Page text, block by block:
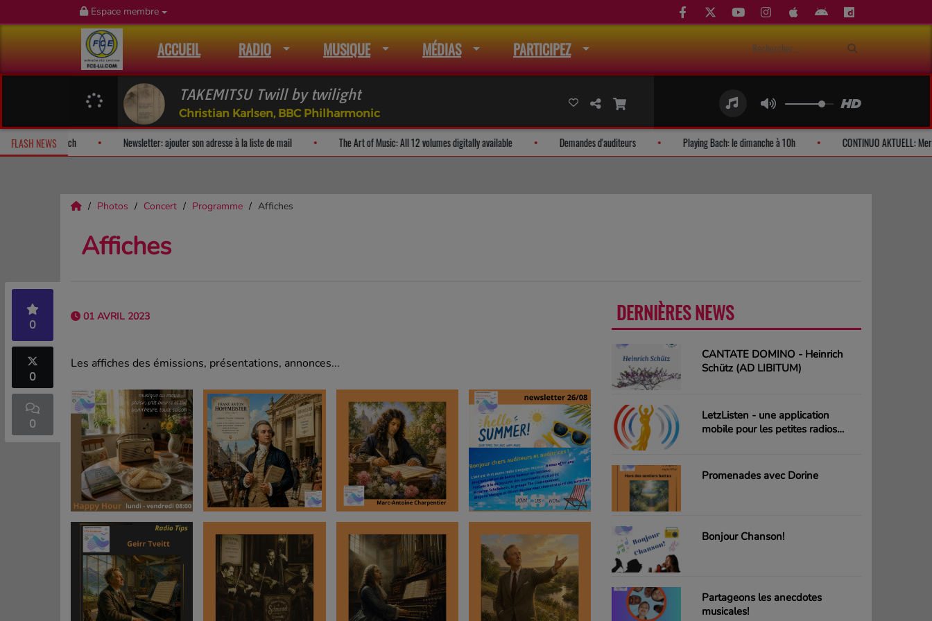
Espace membre
ACCUEIL RADIO MUSIQUE MÉDIAS PARTICIPEZ
TAKEMITSU Twill by twilight
Christian Karlsen, BBC Philharmonic
FLASH NEWS Fan Releases & Merch Newsletter: ajouter son adresse à la liste de mail The Art of Music: All 12 volumes digitally available Demandes d'auditeurs Playing Bach: le dimanche à 10h
Photos Concert Programme Affiches
Affiches
0
0
0
01 AVRIL 2023
Les affiches des émissions, présentations, annonces...
DERNIÈRES NEWS
CANTATE DOMINO - Heinrich
Schütz (AD LIBITUM)
LetzListen - une application
mobile pour les petites radios
Promenades avec Dorine
Bonjour Chanson!
Partageons les anecdotes
musicales!